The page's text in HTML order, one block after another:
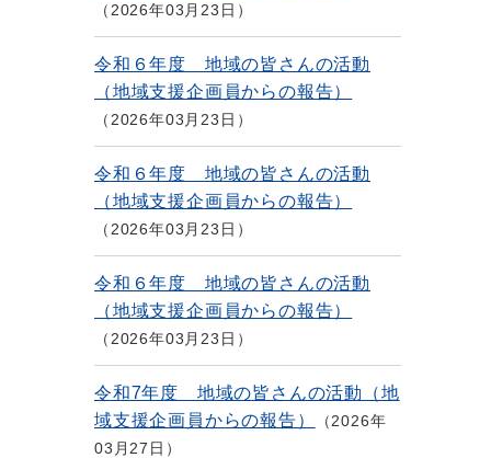
2026年03月23日
令和６年度 地域の皆さんの活動
（地域支援企画員からの報告）
2026年03月23日
令和６年度 地域の皆さんの活動
（地域支援企画員からの報告）
2026年03月23日
令和６年度 地域の皆さんの活動
（地域支援企画員からの報告）
2026年03月23日
令和7年度 地域の皆さんの活動（地
域支援企画員からの報告）
2026年
03月27日